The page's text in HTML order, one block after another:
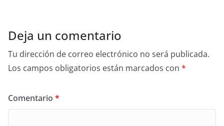
Deja un comentario
Tu dirección de correo electrónico no será publicada.
Los campos obligatorios están marcados con *
Comentario *